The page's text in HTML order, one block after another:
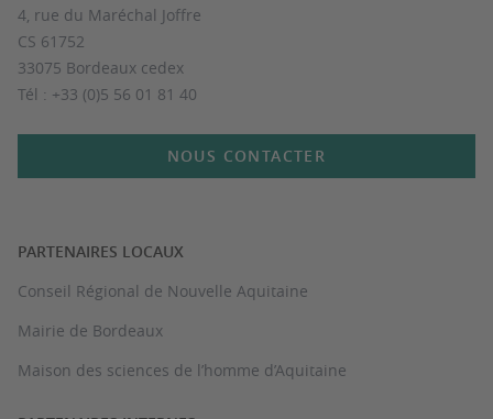
4, rue du Maréchal Joffre
CS 61752
33075 Bordeaux cedex
Tél : +33 (0)5 56 01 81 40
NOUS CONTACTER
PARTENAIRES LOCAUX
Conseil Régional de Nouvelle Aquitaine
Mairie de Bordeaux
Maison des sciences de l’homme d’Aquitaine